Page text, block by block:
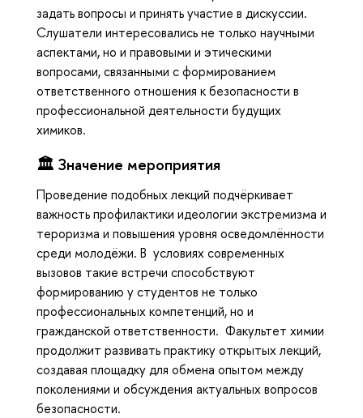
задать вопросы и принять участие в дискуссии.
Слушатели интересовались не только научными
аспектами, но и правовыми и этическими
вопросами, связанными с формированием
ответственного отношения к безопасности в
профессиональной деятельности будущих
химиков.
🏛 Значение мероприятия
Проведение подобных лекций подчёркивает
важность профилактики идеологии экстремизма и
тероризма и повышения уровня осведомлённости
среди молодёжи. В условиях современных
вызовов такие встречи способствуют
формированию у студентов не только
профессиональных компетенций, но и
гражданской ответственности. Факультет химии
продолжит развивать практику открытых лекций,
создавая площадку для обмена опытом между
поколениями и обсуждения актуальных вопросов
безопасности.